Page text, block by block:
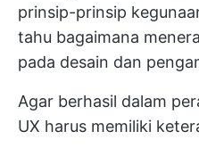
prinsip-prinsip
tahu bagaimana
pada desain dan
Agar berhasil dalam
UX harus memiliki